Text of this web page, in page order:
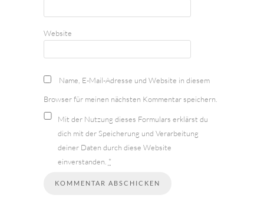
Website
Name, E-Mail-Adresse und Website in diesem
Browser für meinen nächsten Kommentar speichern.
Mit der Nutzung dieses Formulars erklärst du
dich mit der Speicherung und Verarbeitung
deiner Daten durch diese Website
einverstanden. *